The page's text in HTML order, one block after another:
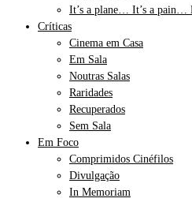
It’s a plane… It’s a pain…
Críticas
Cinema em Casa
Em Sala
Noutras Salas
Raridades
Recuperados
Sem Sala
Em Foco
Comprimidos Cinéfilos
Divulgação
In Memoriam